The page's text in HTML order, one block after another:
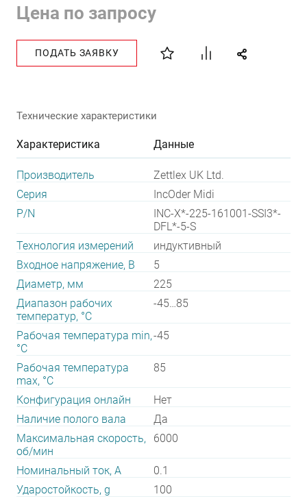
Цена по запросу
ПОДАТЬ ЗАЯВКУ
Технические характеристики
Характеристика Данные
Производитель
Zettlex UK Ltd.
Серия
IncOder Midi
P/N
INC-X*-225-161001-SSI3*-
DFL*-5-S
Технология измерений
индуктивный
Входное напряжение, В
5
Диаметр, мм
225
Диапазон рабочих
температур, °С
-45…85
Рабочая температура min,
°С
-45
Рабочая температура
max, °С
85
Конфигурация онлайн
Нет
Наличие полого вала
Да
Максимальная скорость,
об/мин
6000
Номинальный ток, А
0.1
Ударостойкость, g
100